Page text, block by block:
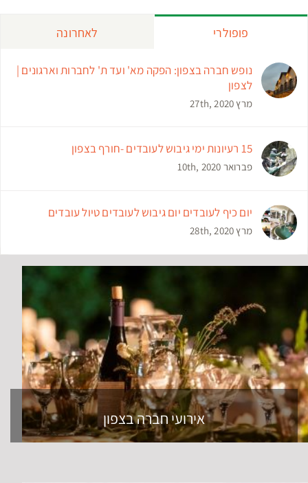
פופולרי לאחרונה
נופש חברה בצפון: הפקה מא' ועד ת' לחברות וארגונים |
לצפון
מרץ 27th, 2020
15 רעיונות ימי גיבוש לעובדים -חורף בצפון
פברואר 10th, 2020
יום כיף לעובדים יום גיבוש לעובדים טיול עובדים
מרץ 28th, 2020
אירועי חברה בצפון